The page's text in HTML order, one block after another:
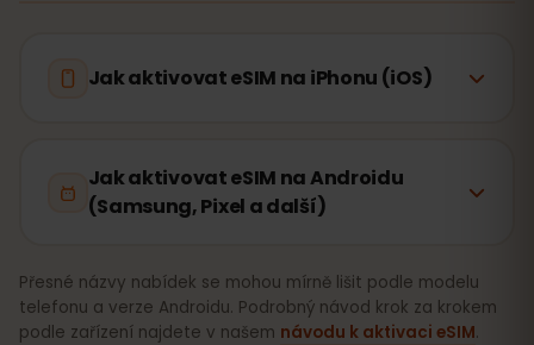
Jak aktivovat eSIM na iPhonu (iOS)
Jak aktivovat eSIM na Androidu
(Samsung, Pixel a další)
Přesné názvy nabídek se mohou mírně lišit podle modelu
telefonu a verze Androidu. Podrobný návod krok za krokem
podle zařízení najdete v našem návodu k aktivaci eSIM.